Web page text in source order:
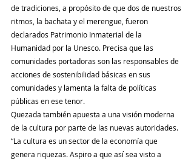
de tradiciones, a propósito de que dos de nuestros
ritmos, la bachata y el merengue, fueron
declarados Patrimonio Inmaterial de la
Humanidad por la Unesco. Precisa que las
comunidades portadoras son las responsables de
acciones de sostenibilidad básicas en sus
comunidades y lamenta la falta de políticas
públicas en ese tenor.
Quezada también apuesta a una visión moderna
de la cultura por parte de las nuevas autoridades.
“La cultura es un sector de la economía que
genera riquezas. Aspiro a que así sea visto a